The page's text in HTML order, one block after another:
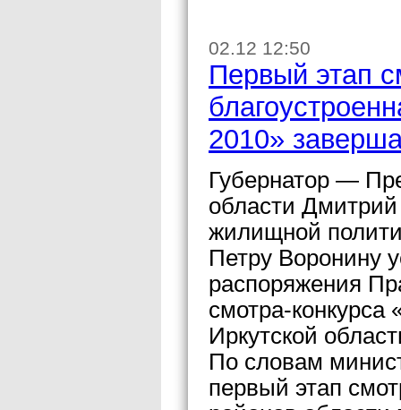
02.12 12:50
Первый этап
2010»
Губернатор —
области
жилищной
Петру Воронину
распоряжения
смотра-конкурса
Иркутской
По словам
первый этап